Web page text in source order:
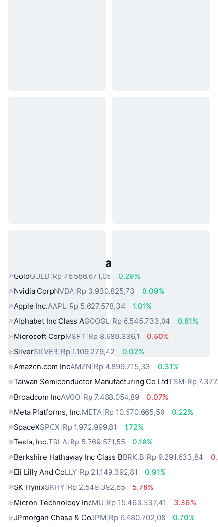
Aset Dunia Nyata Populer
GoldGOLD Rp 76.586.671,05
0.29%
Nvidia CorpNVDA Rp 3.930.825,73
0.09%
Apple Inc.AAPL Rp 5.627.578,34
1.01%
Alphabet Inc Class AGOOGL Rp 6.545.733,04
0.81%
Microsoft CorpMSFT Rp 8.689.336,1
0.50%
SilverSILVER Rp 1.109.279,42
0.02%
Amazon.com IncAMZN Rp 4.899.715,33
0.31%
Taiwan Semiconductor Manufacturing Co LtdTSM Rp
Broadcom IncAVGO Rp 7.488.054,89
0.07%
Meta Platforms, Inc.META Rp 10.570.665,56
0.22%
SpaceXSPCX Rp 1.972.999,81
1.72%
Tesla, Inc.TSLA Rp 5.769.571,55
0.16%
Berkshire Hathaway Inc Class BBRK.B Rp 9.291.633,84
Eli Lilly And CoLLY Rp 21.149.392,81
0.91%
SK HynixSKHY Rp 2.549.392,65
5.78%
Micron Technology IncMU Rp 15.463.537,41
3.36%
JPmorgan Chase & CoJPM Rp 6.480.702,08
0.70%